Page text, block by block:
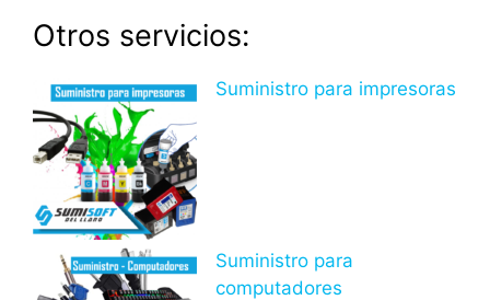
Otros servicios:
Suministro para impresoras
Suministro para
computadores